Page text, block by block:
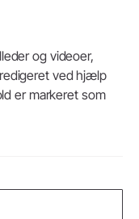
og videoer,
ved hjælp
er markeret som